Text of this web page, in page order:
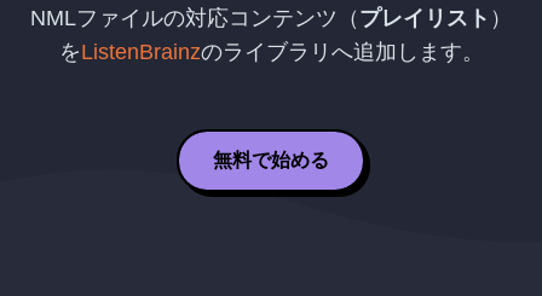
NMLファイルの対応コンテンツ（ プレイリスト ）
をListenBrainzのライブラリへ追加します。
無料で始める